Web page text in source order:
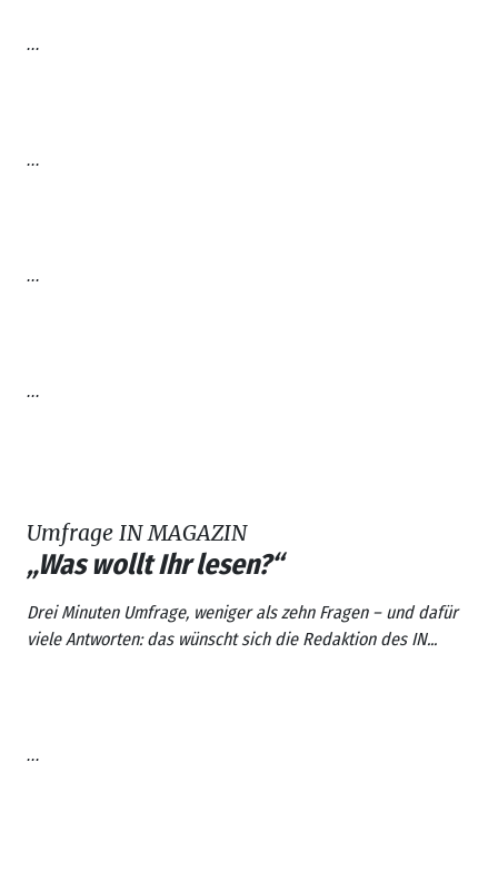
...
...
...
...
Umfrage IN MAGAZIN
„Was wollt Ihr lesen?“
Drei Minuten Umfrage, weniger als zehn Fragen – und dafür
viele Antworten: das wünscht sich die Redaktion des IN...
...